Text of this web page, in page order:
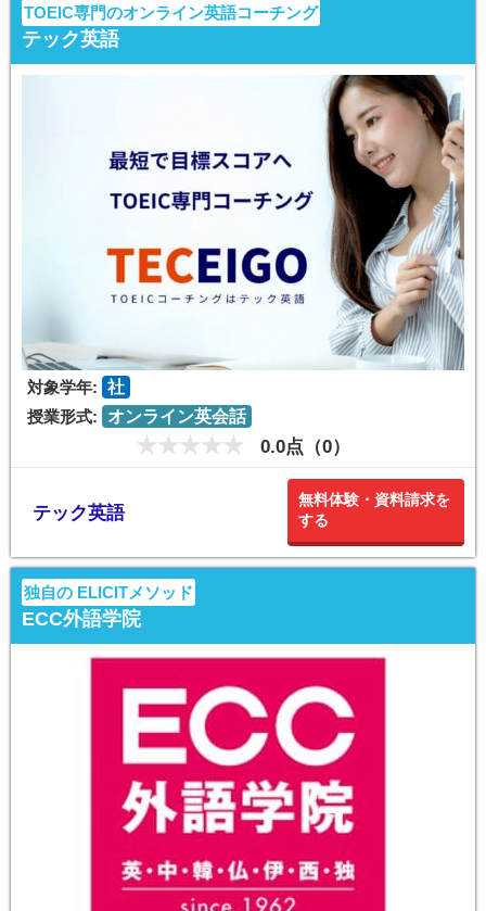
TOEIC専門のオンライン英語コーチング
テック英語
対象学年: 社
授業形式:
オンライン英会話
0.0点（0）
テック英語
無料体験・資料請求を
する
独自の ELICITメソッド
ECC外語学院